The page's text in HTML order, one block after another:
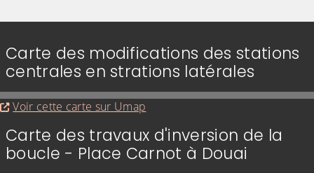
Carte des modifications des stations
centrales en strations latérales
Evitez la carte interactive ci-après et aller au
Voir cette carte sur Umap
Carte des travaux d'inversion de la
boucle - Place Carnot à Douai